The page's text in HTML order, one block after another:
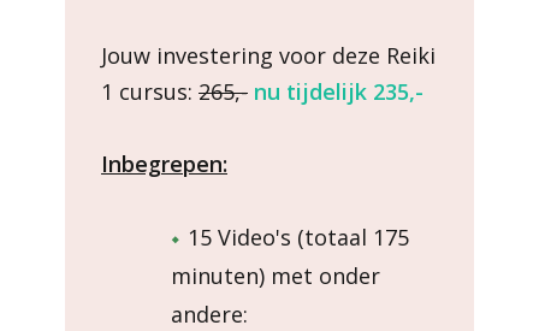
Jouw investering voor deze Reiki
1 cursus: 265,- nu tijdelijk 235,-
Inbegrepen:
15 Video's (totaal 175
minuten) met onder
andere: